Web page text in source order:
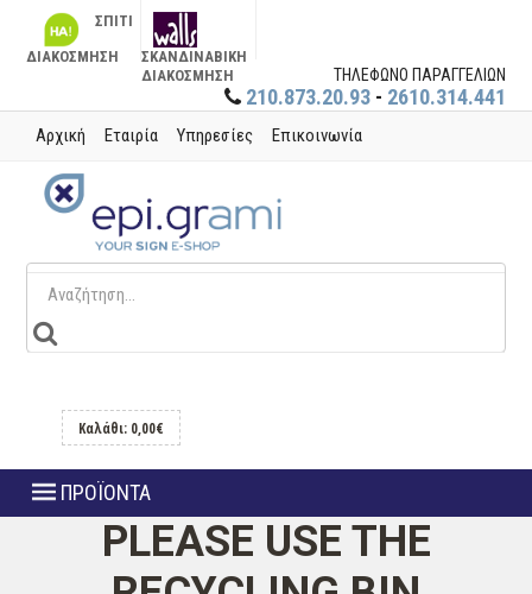
ΣΠΙΤΙ
ΔΙΑΚΟΣΜΗΣΗ
ΣΚΑΝΔΙΝΑΒΙΚΗ
ΔΙΑΚΟΣΜΗΣΗ
ΤΗΛΕΦΩΝΟ ΠΑΡΑΓΓΕΛΙΩΝ
210.873.20.93 - 2610.314.441
Αρχική Εταιρία Υπηρεσίες Επικοινωνία
Καλάθι: 0,00€
ΠΡΟΪΟΝΤΑ
PLEASE USE THE